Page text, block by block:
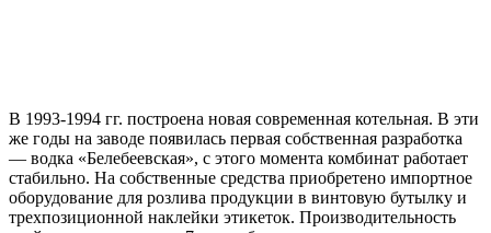
В 1993-1994 гг. построена новая современная котельная. В эти
же годы на заводе появилась первая собственная разработка
— водка «Белебеевская», с этого момента комбинат работает
стабильно. На собственные средства приобретено импортное
оборудование для розлива продукции в винтовую бутылку и
трехпозиционной наклейки этикеток. Производительность